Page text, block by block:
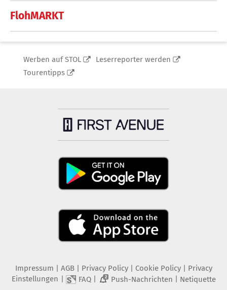
FlohMARKT
Werben auf STOL
Leserreporter werden
Tourentipps
Impressum AGB Privacy Policy| Cookie Policy| Privacy
Einstellungen
FAQ| 2 Push-Nachrichten Netiquette